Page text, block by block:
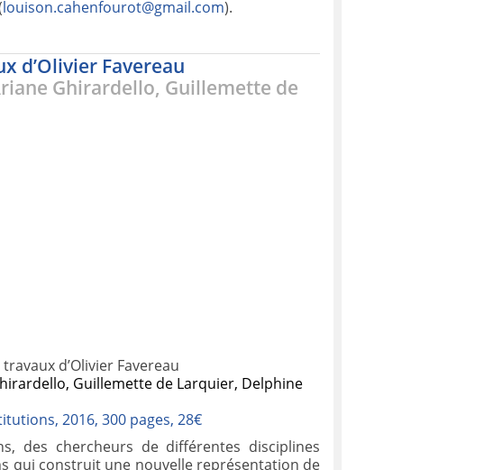
louison.cahenfourot@gmail.com).
d’Olivier Favereau
Ghirardello, Guillemette de
d’Olivier Favereau
Guillemette de Larquier, Delphine
2016, 300 pages, 28€
des chercheurs de différentes disciplines
qui construit une nouvelle représentation de